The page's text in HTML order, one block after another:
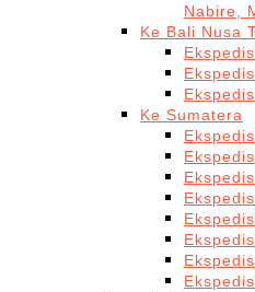
Nabire,
Ke Bali Nusa
Ke Sumatera